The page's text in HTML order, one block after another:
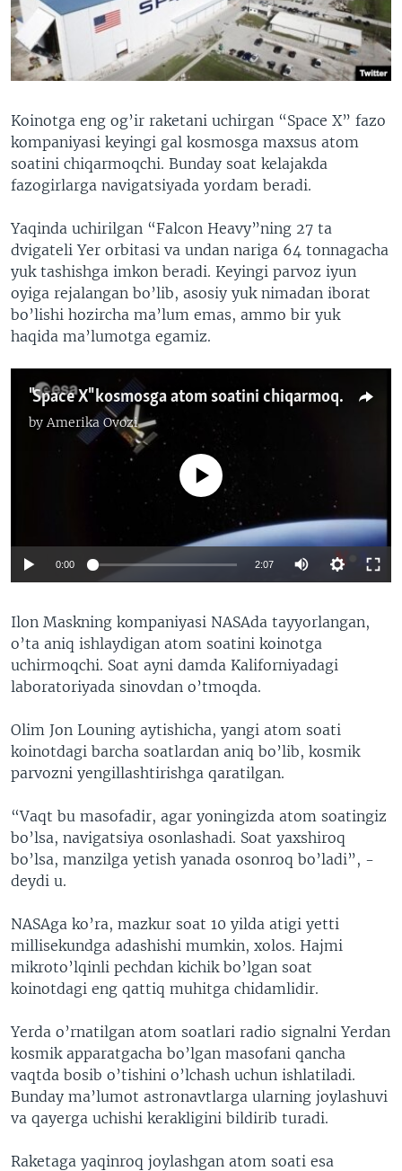
VIDEO
XABARLAR SURATLARDA
ODNOKLASSNIKI
TELEGRAM
TWITTER
SOUNDCLOUD
VOA
Koinotga eng og’ir raketani uchirgan “Space X” fazo
kompaniyasi keyingi gal kosmosga maxsus atom
soatini chiqarmoqchi. Bunday soat kelajakda
fazogirlarga navigatsiyada yordam beradi.
Yaqinda uchirilgan “Falcon Heavy”ning 27 ta
dvigateli Yer orbitasi va undan nariga 64 tonnagacha
yuk tashishga imkon beradi. Keyingi parvoz iyun
oyiga rejalangan bo’lib, asosiy yuk nimadan iborat
bo’lishi hozircha ma’lum emas, ammo bir yuk
haqida ma’lumotga egamiz.
"Space X" kosmosga atom soatini chiqarmoqchi
by Amerika Ovozi
No media source currently available
0:00 2:07
Ilon Maskning kompaniyasi NASAda tayyorlangan,
o’ta aniq ishlaydigan atom soatini koinotga
uchirmoqchi. Soat ayni damda Kaliforniyadagi
laboratoriyada sinovdan o’tmoqda.
Olim Jon Louning aytishicha, yangi atom soati
koinotdagi barcha soatlardan aniq bo’lib, kosmik
parvozni yengillashtirishga qaratilgan.
“Vaqt bu masofadir, agar yoningizda atom soatingiz
bo’lsa, navigatsiya osonlashadi. Soat yaxshiroq
bo’lsa, manzilga yetish yanada osonroq bo’ladi”, -
deydi u.
NASAga ko’ra, mazkur soat 10 yilda atigi yetti
millisekundga adashishi mumkin, xolos. Hajmi
mikroto’lqinli pechdan kichik bo’lgan soat
koinotdagi eng qattiq muhitga chidamlidir.
Yerda o’rnatilgan atom soatlari radio signalni Yerdan
kosmik apparatgacha bo’lgan masofani qancha
vaqtda bosib o’tishini o’lchash uchun ishlatiladi.
Bunday ma’lumot astronavtlarga ularning joylashuvi
va qayerga uchishi kerakligini bildirib turadi.
Raketaga yaqinroq joylashgan atom soati esa